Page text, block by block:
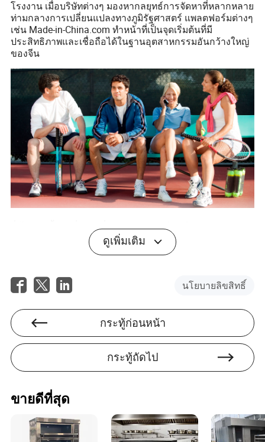
โรงงาน เมื่อบริษัทต่างๆ มองหากลยุทธ์การจัดหาที่หลากหลาย
ท่ามกลางการเปลี่ยนแปลงทางภูมิรัฐศาสตร์ แพลตฟอร์มต่างๆ
เช่น Made-in-China.com ทำหน้าที่เป็นจุดเริ่มต้นที่มี
ประสิทธิภาพและเชื่อถือได้ในฐานอุตสาหกรรมอันกว้างใหญ่
ของจีน
ยิ่งไปกว่านั้น เครื่องมือสื่อสารแบบเรียลไทม์ โซลูชันการ
ชำระเงินแบบบูรณาการ และการตรวจสอบซัพพลายเออร์ที่
เชื่อถือได้ได้ลดแรงเสียดทานในการทำธุรกรรม การปรับปรุง
ยังส่งเสริมความร่วมมือระยะยาวที่ไปไกลกว่าการขายเพียง
ครั้งเดียว RFQ (Request for Quotations) แบบกำหนดเองและ
การเจรจาสั่งซื้อจำนวนมากได้รับการจัดการทางออนไลน์
อย่างราบรื่น สะท้อนให้เห็นถึงงานแสดงสินค้าการค้าออฟ
ไลน์ด้วยประสิทธิภาพที่มากขึ้น
บทสรุป: จากชัยชนะสู่ห่วงโซ่คุณค่า
แชมป์วิมเบิลดันครั้งแรกของ Jannik Sinner ไม่เพียงแต่เป็น
กีฬาด้วย ตั้งแต่ห้องปฏิบัติการออกแบบและเวิร์กช็อปสิ่งทอไป
จนถึงสนามฝึกซ้อมและห่วงโซ่อุปทาน เมื่อความสนใจทั่วโลก
มาบรรจบกันในช่วงเวลาเช่นนี้ ผลกระทบที่ตามมาจะส่งผลต่อ
การพัฒนาผลิตภัณฑ์ เทรนด์ผู้บริโภค และกระแสการค้า B2B
ดูเพิ่มเติม
นโยบายลิขสิทธิ์
กระทู้ก่อนหน้า
กระทู้ถัดไป
ขายดีที่สุด